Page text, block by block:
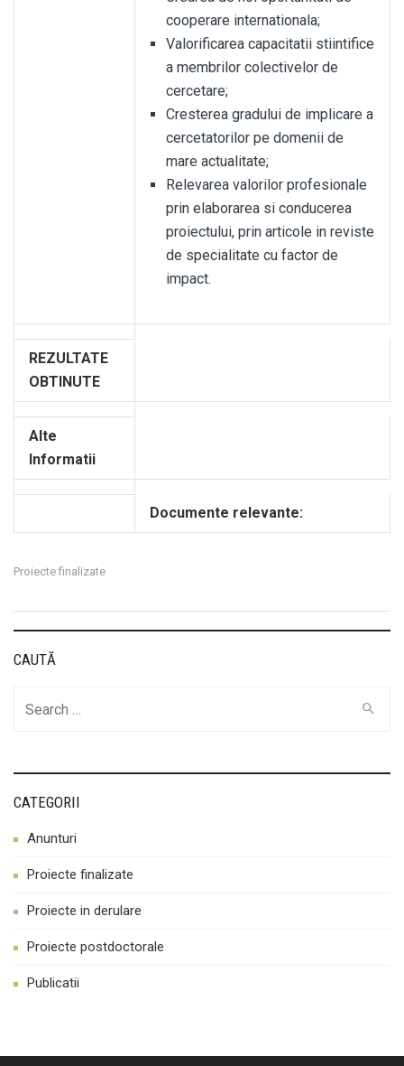
cooperare internationala;
Valorificarea capacitatii stiintifice
a membrilor colectivelor de
cercetare;
Cresterea gradului de implicare a
cercetatorilor pe domenii de
mare actualitate;
Relevarea valorilor profesionale
prin elaborarea si conducerea
proiectului, prin articole in reviste
de specialitate cu factor de
impact.
REZULTATE
OBTINUTE
Alte
Informatii
Documente relevante:
Proiecte finalizate
CAUTĂ
CATEGORII
Anunturi
Proiecte finalizate
Proiecte in derulare
Proiecte postdoctorale
Publicatii